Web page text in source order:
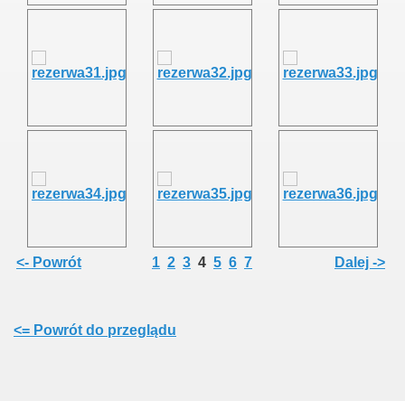
<- Powrót 1 2 3 4 5 6 7 Dalej ->
<= Powrót do przeglądu